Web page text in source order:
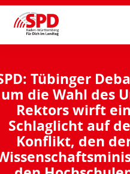
Tübinger
um die Wahl des
Rektors wirft ein
Schlaglicht auf
Konflikt, den